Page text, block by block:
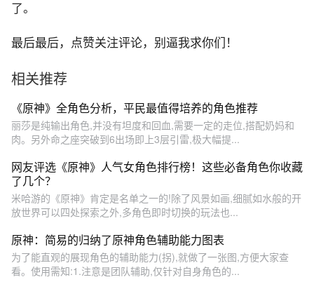
了。
最后最后，点赞关注评论，别逼我求你们！
相关推荐
《原神》全角色分析，平民最值得培养的角色推荐
丽莎是纯输出角色,并没有坦度和回血,需要一定的走位,搭配奶妈和
肉。另外命之座突破到6出场即上3层引雷,极大幅提...
网友评选《原神》人气女角色排行榜！这些必备角色你收藏
了几个？
米哈游的《原神》肯定是名单之一的!除了风景如画,细腻如水般的开
放世界可以四处探索之外,多角色即时切换的玩法也...
原神：简易的归纳了原神角色辅助能力图表
为了能直观的展现角色的辅助能力(拐),就做了一张图,方便大家查
看。使用需知:1.注意是团队辅助,仅针对自身角色的...